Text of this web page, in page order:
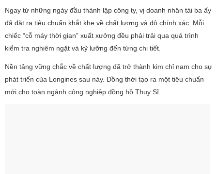
Ngay từ những ngày đầu thành lập công ty, vị doanh nhân tài ba ấy
đã đặt ra tiêu chuẩn khắt khe về chất lượng và độ chính xác. Mỗi
chiếc “cỗ máy thời gian” xuất xưởng đều phải trải qua quá trình
kiểm tra nghiêm ngặt và kỹ lưỡng đến từng chi tiết.
Nền tảng vững chắc về chất lượng đã trở thành kim chỉ nam cho sự
phát triển của Longines sau này. Đồng thời tạo ra một tiêu chuẩn
mới cho toàn ngành công nghiệp đồng hồ Thụy Sĩ.